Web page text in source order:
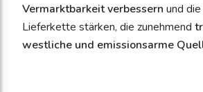
Vermarktbarkeit verbessern und
Lieferkette stärken, die zunehmend
westliche und emissionsarme